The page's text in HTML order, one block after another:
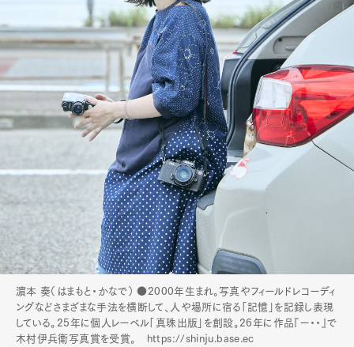
濵本 奏（はまもと・かなで） ●2000年生まれ。写真やフィールドレコーディ
ングなどさまざまな手法を横断して、人や場所に宿る「記憶」を記録し表現
している。25年に個人レーベル「真珠出版」を創設。26年に作品『ー・・』で
木村伊兵衛写真賞を受賞。 https://shinju.base.ec